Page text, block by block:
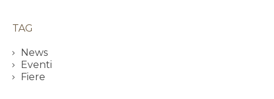
TAG
News
Eventi
Fiere